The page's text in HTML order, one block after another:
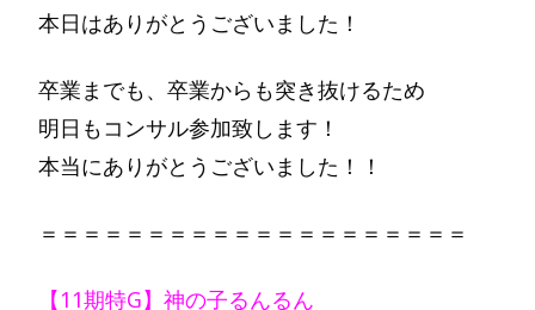
本日はありがとうございました！
卒業までも、卒業からも突き抜けるため
明日もコンサル参加致します！
本当にありがとうございました！！
＝＝＝＝＝＝＝＝＝＝＝＝＝＝＝＝＝＝＝＝
【11期特G】神の子るんるん